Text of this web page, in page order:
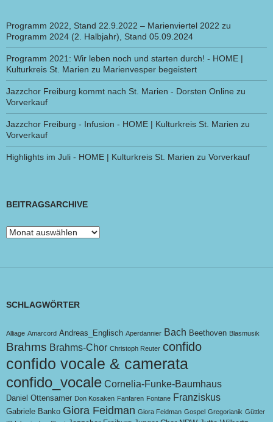
Programm 2022, Stand 22.9.2022 – Marienviertel 2022 zu
Programm 2024 (2. Halbjahr), Stand 05.09.2024
Programm 2021: Wir leben noch und starten durch! - HOME |
Kulturkreis St. Marien zu Marienvesper begeistert
Jazzchor Freiburg kommt nach St. Marien - Dorsten Online zu
Vorverkauf
Jazzchor Freiburg - Infusion - HOME | Kulturkreis St. Marien zu
Vorverkauf
Highlights im Juli - HOME | Kulturkreis St. Marien zu Vorverkauf
BEITRAGSARCHIVE
Beitragsarchive
SCHLAGWÖRTER
Alliage Amarcord Andreas_Englisch Aperdannier Bach Beethoven Blasmusik
Brahms Brahms-Chor Christoph Reuter confido
confido vocale & camerata
confido_vocale Cornelia-Funke-Baumhaus
Daniel Ottensamer Don Kosaken Fanfaren Fontane Franziskus
Gabriele Banko Giora Feidman Giora Feidman Gospel Gregorianik Güttler